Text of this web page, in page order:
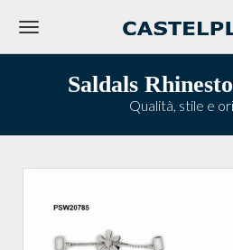
Saldals
Qualità, stile e